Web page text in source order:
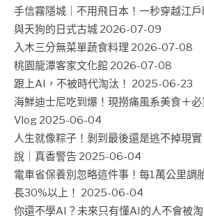
手信霧隱城｜不用飛日本！一秒穿越江
與天狗的日式古城 2026-07-09
入木三分無菜單蔬食料理 2026-07-08
桃園龍潭客家文化館 2026-07-08
跟上AI，不被時代淘汰！ 2025-06-23
海鮮迪士尼吃到爆！現撈痛風系美食＋
Vlog 2025-06-04
人生就像粽子！剝到最後還是逃不掉現
說｜真香警告 2025-06-04
電車省保養別忽略這件事！每1萬公里調
長30%以上！ 2025-06-04
你還不學AI？未來只有懂AI的人不會被